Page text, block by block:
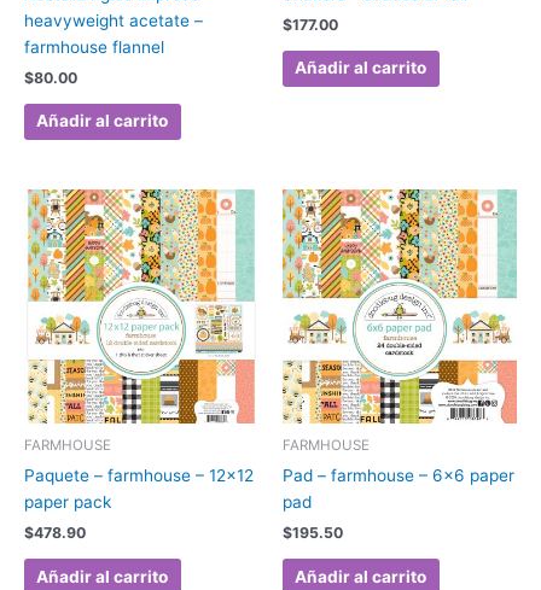
heavyweight acetate –
farmhouse flannel
$80.00
Añadir al carrito
$177.00
Añadir al carrito
FARMHOUSE
Paquete – farmhouse – 12×12
paper pack
$478.90
Añadir al carrito
FARMHOUSE
Pad – farmhouse – 6×6 paper
pad
$195.50
Añadir al carrito